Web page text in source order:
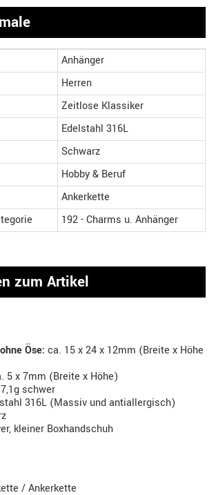
Anhänger
Herren
Zeitlose Klassiker
Edelstahl 316L
Schwarz
Hobby & Beruf
Ankerkette
192 - Charms u. Anhänger
zum Artikel
Öse: ca. 15 x 24 x 12mm (Breite x Höhe
5 x 7mm (Breite x Höhe)
schwer
316L (Massiv und antiallergisch)
kleiner Boxhandschuh
/ Ankerkette